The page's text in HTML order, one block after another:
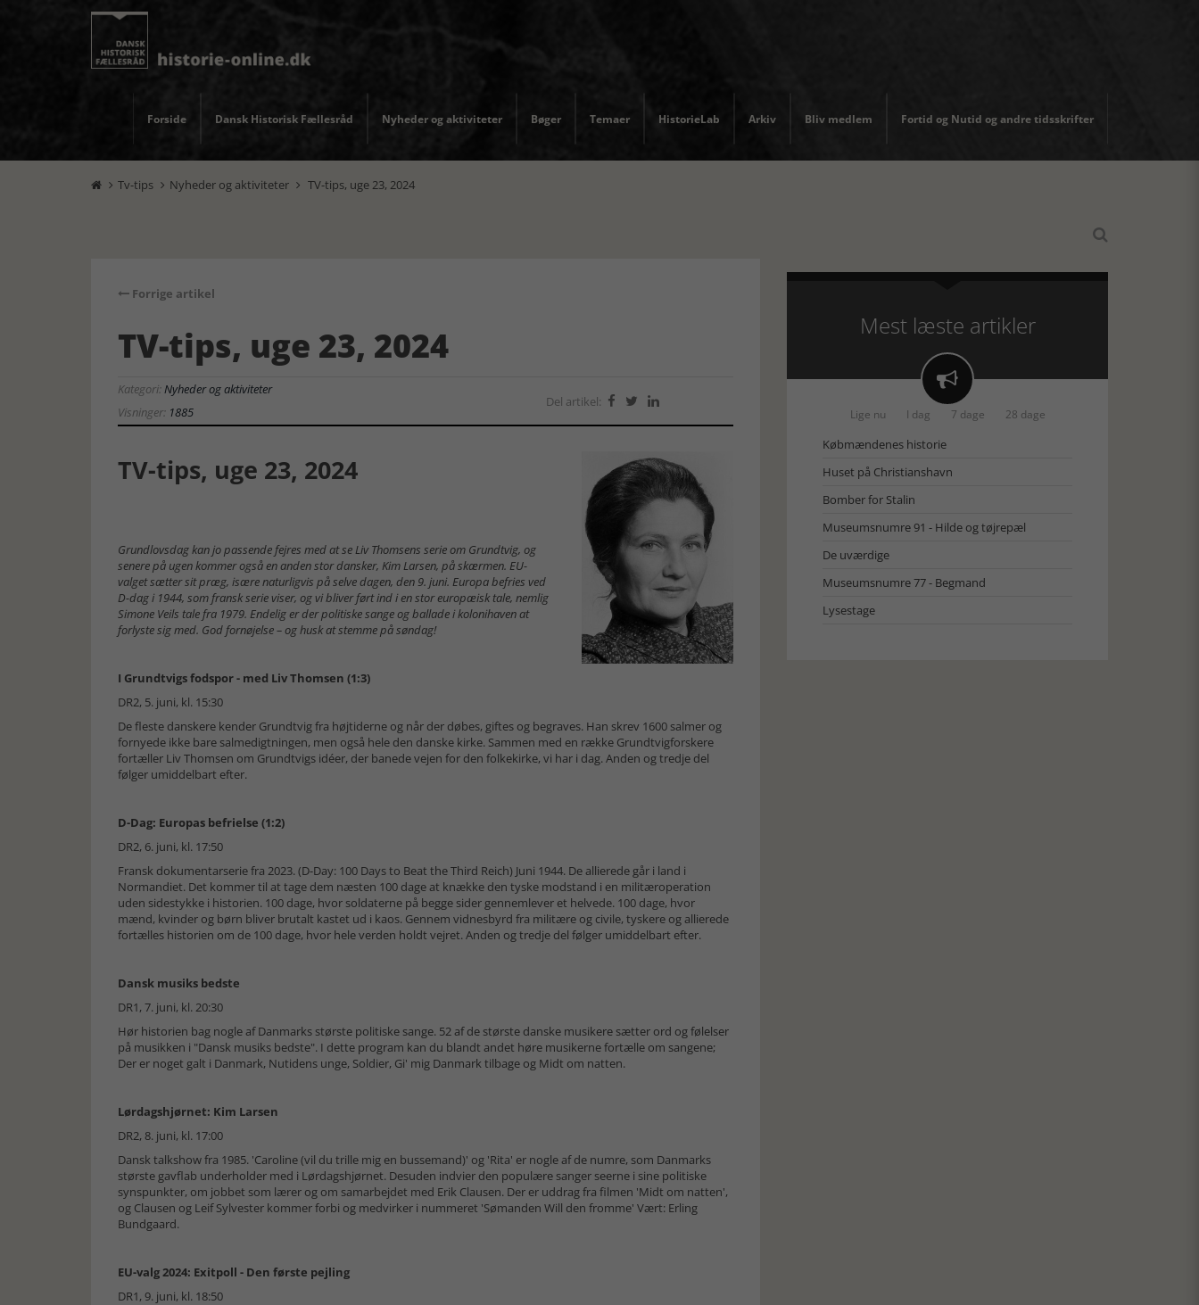
Forside Dansk Historisk Fællesråd Nyheder og aktiviteter Bøger Temaer HistorieLab Arkiv Bliv medlem Fortid og Nutid og andre tidsskrifter
 Tv-tips  Nyheder og aktiviteter  TV-tips, uge 23, 2024

Forrige artikel
TV-tips, uge 23, 2024
Kategori:Nyheder og aktiviteter
Visninger: 1885
Del artikel:   
TV-tips, uge 23, 2024
Grundlovsdag kan jo passende fejres med at se Liv Thomsens serie om Grundtvig, og
senere på ugen kommer også en anden stor dansker, Kim Larsen, på skærmen. EU-
valget sætter sit præg, isære naturligvis på selve dagen, den 9. juni. Europa befries ved
D-dag i 1944, som fransk serie viser, og vi bliver ført ind i en stor europæisk tale, nemlig
Simone Veils tale fra 1979. Endelig er der politiske sange og ballade i kolonihaven at
forlyste sig med. God fornøjelse – og husk at stemme på søndag!
I Grundtvigs fodspor - med Liv Thomsen (1:3)
DR2, 5. juni, kl. 15:30
De fleste danskere kender Grundtvig fra højtiderne og når der døbes, giftes og begraves. Han skrev 1600 salmer og
fornyede ikke bare salmedigtningen, men også hele den danske kirke. Sammen med en række Grundtvigforskere
fortæller Liv Thomsen om Grundtvigs idéer, der banede vejen for den folkekirke, vi har i dag. Anden og tredje del
følger umiddelbart efter.
D-Dag: Europas befrielse (1:2)
DR2, 6. juni, kl. 17:50
Fransk dokumentarserie fra 2023. (D-Day: 100 Days to Beat the Third Reich) Juni 1944. De allierede går i land i
Normandiet. Det kommer til at tage dem næsten 100 dage at knække den tyske modstand i en militæroperation
uden sidestykke i historien. 100 dage, hvor soldaterne på begge sider gennemlever et helvede. 100 dage, hvor
mænd, kvinder og børn bliver brutalt kastet ud i kaos. Gennem vidnesbyrd fra militære og civile, tyskere og allierede
fortælles historien om de 100 dage, hvor hele verden holdt vejret. Anden og tredje del følger umiddelbart efter.
Dansk musiks bedste
DR1, 7. juni, kl. 20:30
Hør historien bag nogle af Danmarks største politiske sange. 52 af de største danske musikere sætter ord og følelser
på musikken i "Dansk musiks bedste". I dette program kan du blandt andet høre musikerne fortælle om sangene;
Der er noget galt i Danmark, Nutidens unge, Soldier, Gi' mig Danmark tilbage og Midt om natten.
Lørdagshjørnet: Kim Larsen
DR2, 8. juni, kl. 17:00
Dansk talkshow fra 1985. 'Caroline (vil du trille mig en bussemand)' og 'Rita' er nogle af de numre, som Danmarks
største gavflab underholder med i Lørdagshjørnet. Desuden indvier den populære sanger seerne i sine politiske
synspunkter, om jobbet som lærer og om samarbejdet med Erik Clausen. Der er uddrag fra filmen 'Midt om natten',
og Clausen og Leif Sylvester kommer forbi og medvirker i nummeret 'Sømanden Will den fromme' Vært: Erling
Bundgaard.
EU-valg 2024: Exitpoll - Den første pejling
DR1, 9. juni, kl. 18:50
Mest læste artikler

Lige nu I dag 7 dage 28 dage
Købmændenes historie
Huset på Christianshavn
Bomber for Stalin
Museumsnumre 91 - Hilde og tøjrepæl
De uværdige
Museumsnumre 77 - Begmand
Lysestage